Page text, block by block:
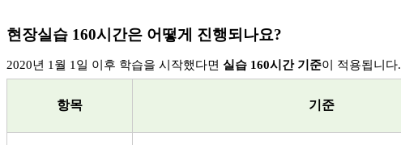
현장실습 160시간은 어떻게 진행되나요?
2020년 1 월 1 일 이후 학습을 시작했다면 실습 160시간 기준이 적용됩니다.
항목 기준